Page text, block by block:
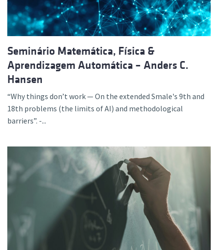
Seminário Matemática, Física &
Aprendizagem Automática – Anders C.
Hansen
“Why things don’t work — On the extended Smale's 9th and
18th problems (the limits of AI) and methodological
barriers”. -...